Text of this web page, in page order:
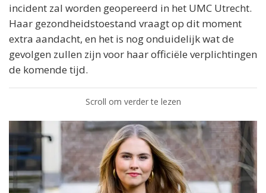
incident zal worden geopereerd in het UMC Utrecht.
Haar gezondheidstoestand vraagt op dit moment
extra aandacht, en het is nog onduidelijk wat de
gevolgen zullen zijn voor haar officiële verplichtingen
de komende tijd.
Scroll om verder te lezen